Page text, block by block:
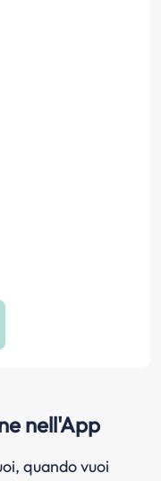
nell'App
quando vuoi